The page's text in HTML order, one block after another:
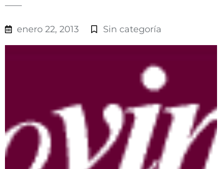
enero 22, 2013 Sin categoría